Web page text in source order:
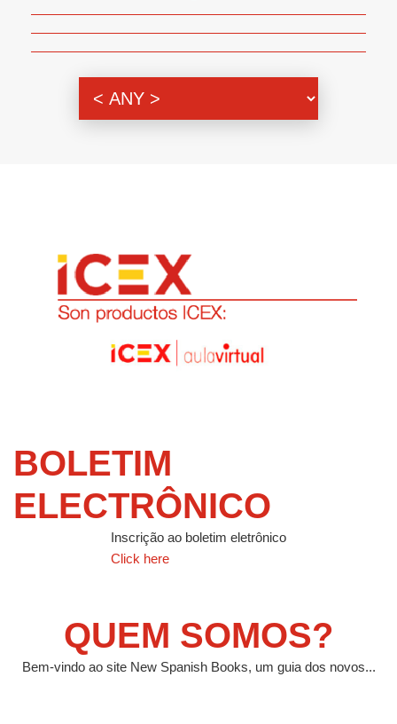
BOLETIM
ELECTRÔNICO
Inscrição ao boletim eletrônico
Click here
QUEM SOMOS?
Bem-vindo ao site New Spanish Books, um guia dos novos...